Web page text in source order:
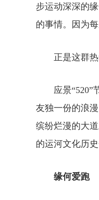
步运动深深的
的事情。因为
正是这群热
应景“520”节
友独一份的浪
缤纷烂漫的大
的运河文化历
缘何爱跑